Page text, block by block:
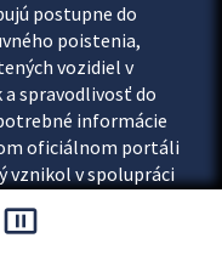
postupne do
poistenia,
vozidiel v
a spravodlivosť do
informácie
oficiálnom portáli
v spolupráci
vnútra SR.
pause_presentation